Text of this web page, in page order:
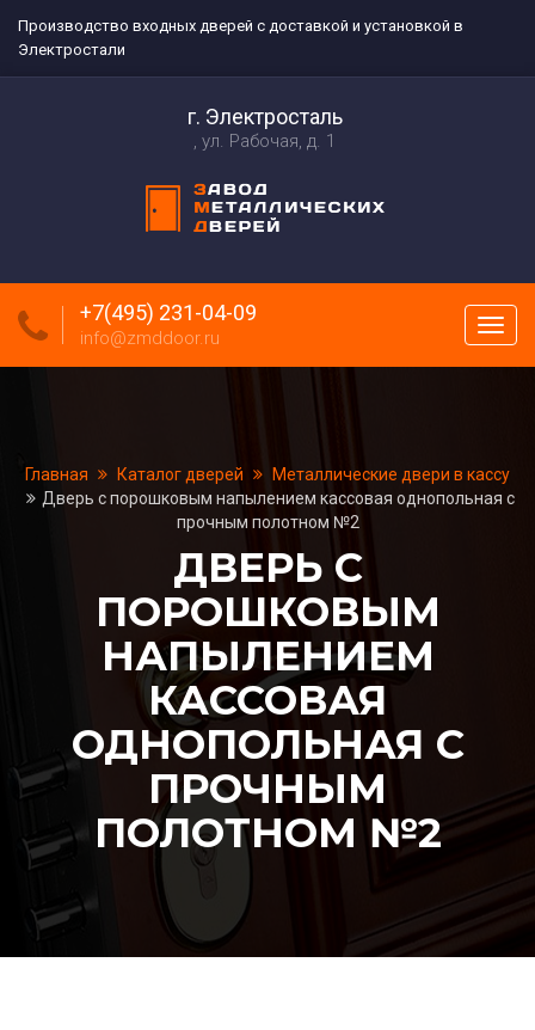
Производство входных дверей с доставкой и установкой в
Электростали
г. Электросталь
ул. Рабочая, д. 1
меню
+7(495) 231-04-09
info@zmddoor.ru
Главная Каталог дверей
Металлические двери в кассу
Дверь с порошковым напылением кассовая однопольная с
прочным полотном №2
ДВЕРЬ С
ПОРОШКОВЫМ
НАПЫЛЕНИЕМ
КАССОВАЯ
ОДНОПОЛЬНАЯ С
ПРОЧНЫМ
ПОЛОТНОМ №2